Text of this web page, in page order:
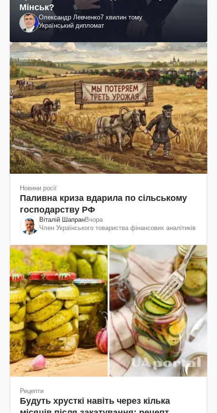
Мінськ?
Олександр Левченко7 хвилин тому
Український дипломат
Новини росії
Паливна криза вдарила по сільському
господарству РФ
Віталій ШапранВчора
Член Українського товариства фінансових аналітиків
Рецепти
Будуть хрусткі навіть через кілька